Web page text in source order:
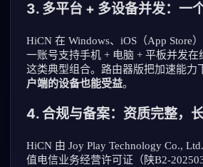
3. 多平台 + 多设备并发：一
HiCN 在 Windows、iOS（App Store
一账号支持手机 + 电脑 + 平板并发
这类典型组合。路由器版把加速能力
户端的设备也能受益。
4. 合规与备案：资质完整，
HiCN 由 Joy Play Technology Co.,
值电信业务经营许可证（陕B2-